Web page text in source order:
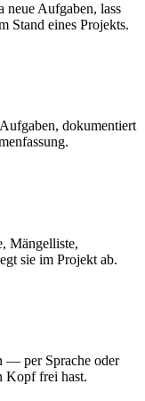
Aufgaben, lass
Stand eines Projekts.
dokumentiert
Mängelliste,
sie im Projekt ab.
— per Sprache oder
Kopf frei hast.